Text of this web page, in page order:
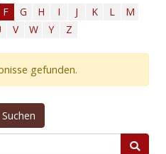
F G H I J K L
M
V W Y Z
gefunden.